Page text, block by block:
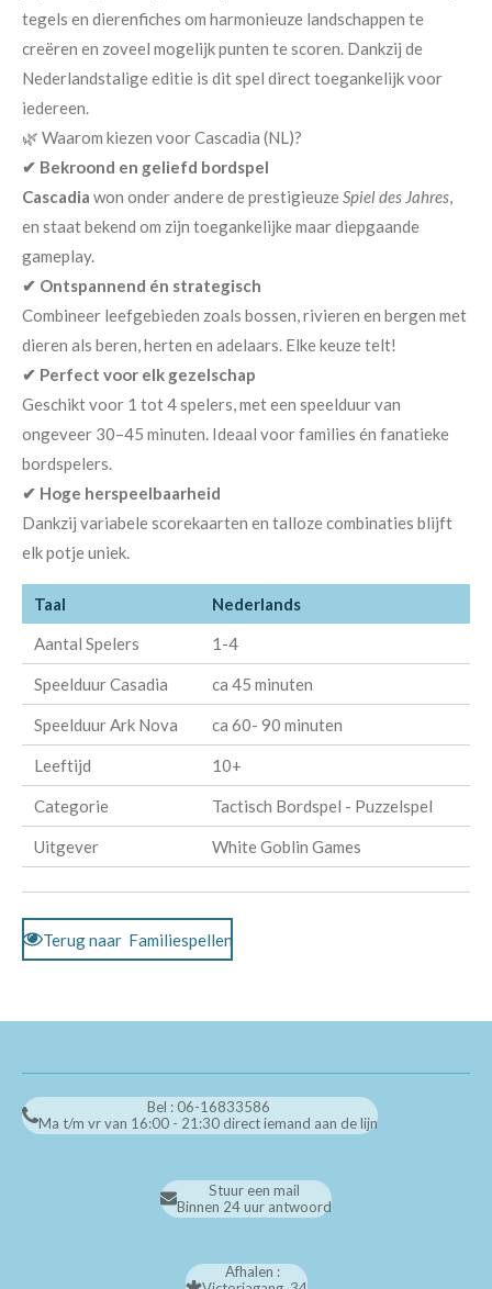
tegels en dierenfiches om harmonieuze landschappen te
creëren en zoveel mogelijk punten te scoren. Dankzij de
Nederlandstalige editie is dit spel direct toegankelijk voor
iedereen.
🌿 Waarom kiezen voor Cascadia (NL)?
✔ Bekroond en geliefd bordspel
Cascadia won onder andere de prestigieuzeSpiel des Jahres,
en staat bekend om zijn toegankelijke maar diepgaande
gameplay.
✔ Ontspannend én strategisch
Combineer leefgebieden zoals bossen, rivieren en bergen met
dieren als beren, herten en adelaars. Elke keuze telt!
✔ Perfect voor elk gezelschap
Geschikt voor 1 tot 4 spelers, met een speelduur van
ongeveer 30–45 minuten. Ideaal voor families én fanatieke
bordspelers.
✔ Hoge herspeelbaarheid
Dankzij variabele scorekaarten en talloze combinaties blijft
elk potje uniek.
Taal
Nederlands
Aantal Spelers
1-4
Speelduur Casadia ca 45 minuten
Speelduur Ark Nova ca 60- 90 minuten
Leeftijd 10+
Categorie Tactisch Bordspel - Puzzelspel
Uitgever White Goblin Games
Terug naar Familiespellen
Bel : 06-16833586
Ma t/m vr van 16:00 - 21:30 direct iemand aan de lijn
Stuur een mail
Binnen 24 uur antwoord
Afhalen :